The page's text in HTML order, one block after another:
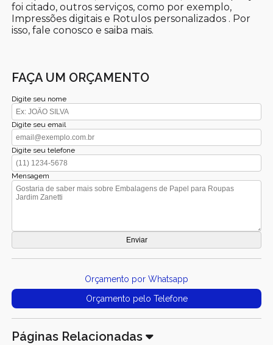
foi citado, outros serviços, como por exemplo,
Impressões digitais e Rotulos personalizados . Por
isso, fale conosco e saiba mais.
FAÇA UM ORÇAMENTO
Digite seu nome
Digite seu email
Digite seu telefone
Mensagem
Orçamento por Whatsapp
Orçamento pelo Telefone
Páginas Relacionadas